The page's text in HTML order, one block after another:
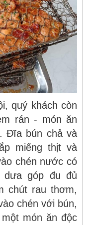
quý khách còn
rán - món ăn
Đĩa bún chả và
miếng thịt và
chén nước có
dưa góp đu đủ
chút rau thơm,
chén với bún,
món ăn độc